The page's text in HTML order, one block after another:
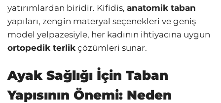
yatırımlardan biridir. Kifidis, anatomik taban
yapıları, zengin materyal seçenekleri ve geniş
model yelpazesiyle, her kadının ihtiyacına uygun
ortopedik terlik çözümleri sunar.
Ayak Sağlığı İçin Taban
Yapısının Önemi: Neden